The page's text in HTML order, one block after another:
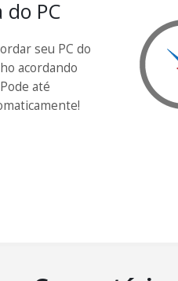
PC
seu PC do
acordando
até